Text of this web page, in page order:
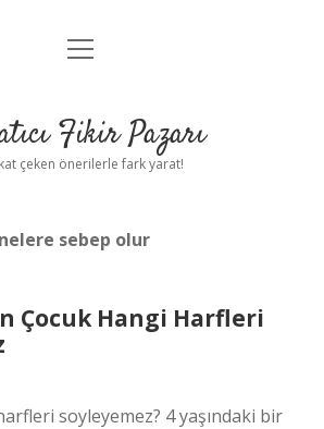
Anasayfa
Yasal Uyarı
menüyü
Fikir Pazarı
çeken önerilerle fark yarat!
sebep olur
Çocuk Hangi Harfleri
soyleyemez? 4 yaşındaki bir